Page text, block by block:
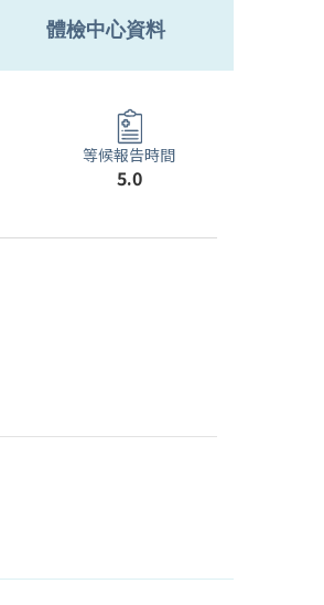
體檢中心資料
等候報告時間
5.0